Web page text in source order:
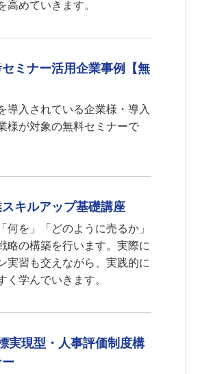
高めていきます。
ミナー活用企業事例【無
導入されている企業様・導入
様が対象の無料セミナーで
キルアップ基礎講座
何を」「どのように売るか」
略の構築を行います。実際に
実習も交えながら、実践的に
く学んでいきます。
実現型・人事評価制度構